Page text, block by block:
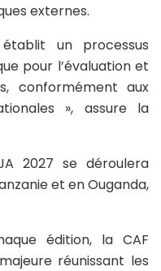
externes.
un processus
pour l’évaluation et
conformément aux
», assure la
2027 se déroulera
et en Ouganda,
édition, la CAF
réunissant les